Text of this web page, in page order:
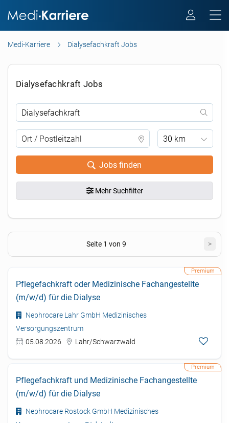
Medi-Karriere Dialysefachkraft Jobs
Dialysefachkraft Jobs
30 km
Jobs finden
Mehr Suchfilter
Seite 1 von 9 >
Pflegefachkraft oder Medizinische Fachangestellte
(m/w/d) für die Dialyse
Nephrocare Lahr GmbH Medizinisches
Versorgungszentrum
05.08.2026
Lahr/Schwarzwald
Pflegefachkraft und Medizinische Fachangestellte
(m/w/d) für die Dialyse
Nephrocare Rostock GmbH Medizinisches